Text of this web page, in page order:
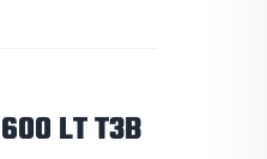
LT T3B